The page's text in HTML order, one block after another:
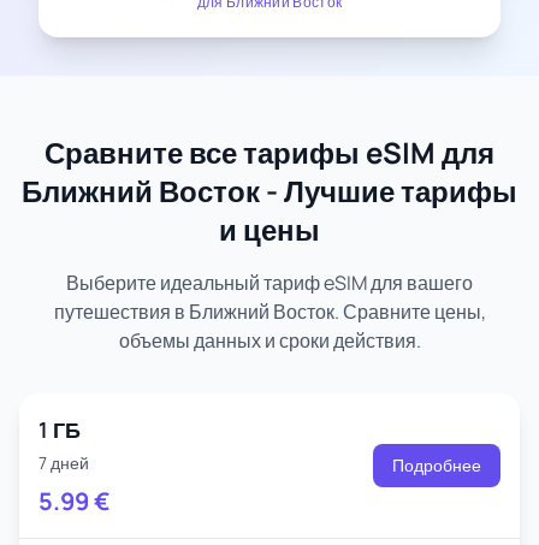
Сравните все тарифы eSIM для
Ближний Восток - Лучшие тарифы
и цены
Выберите идеальный тариф eSIM для вашего
путешествия в Ближний Восток. Сравните цены,
объемы данных и сроки действия.
1 ГБ
7 дней
5.99€
Подробнее